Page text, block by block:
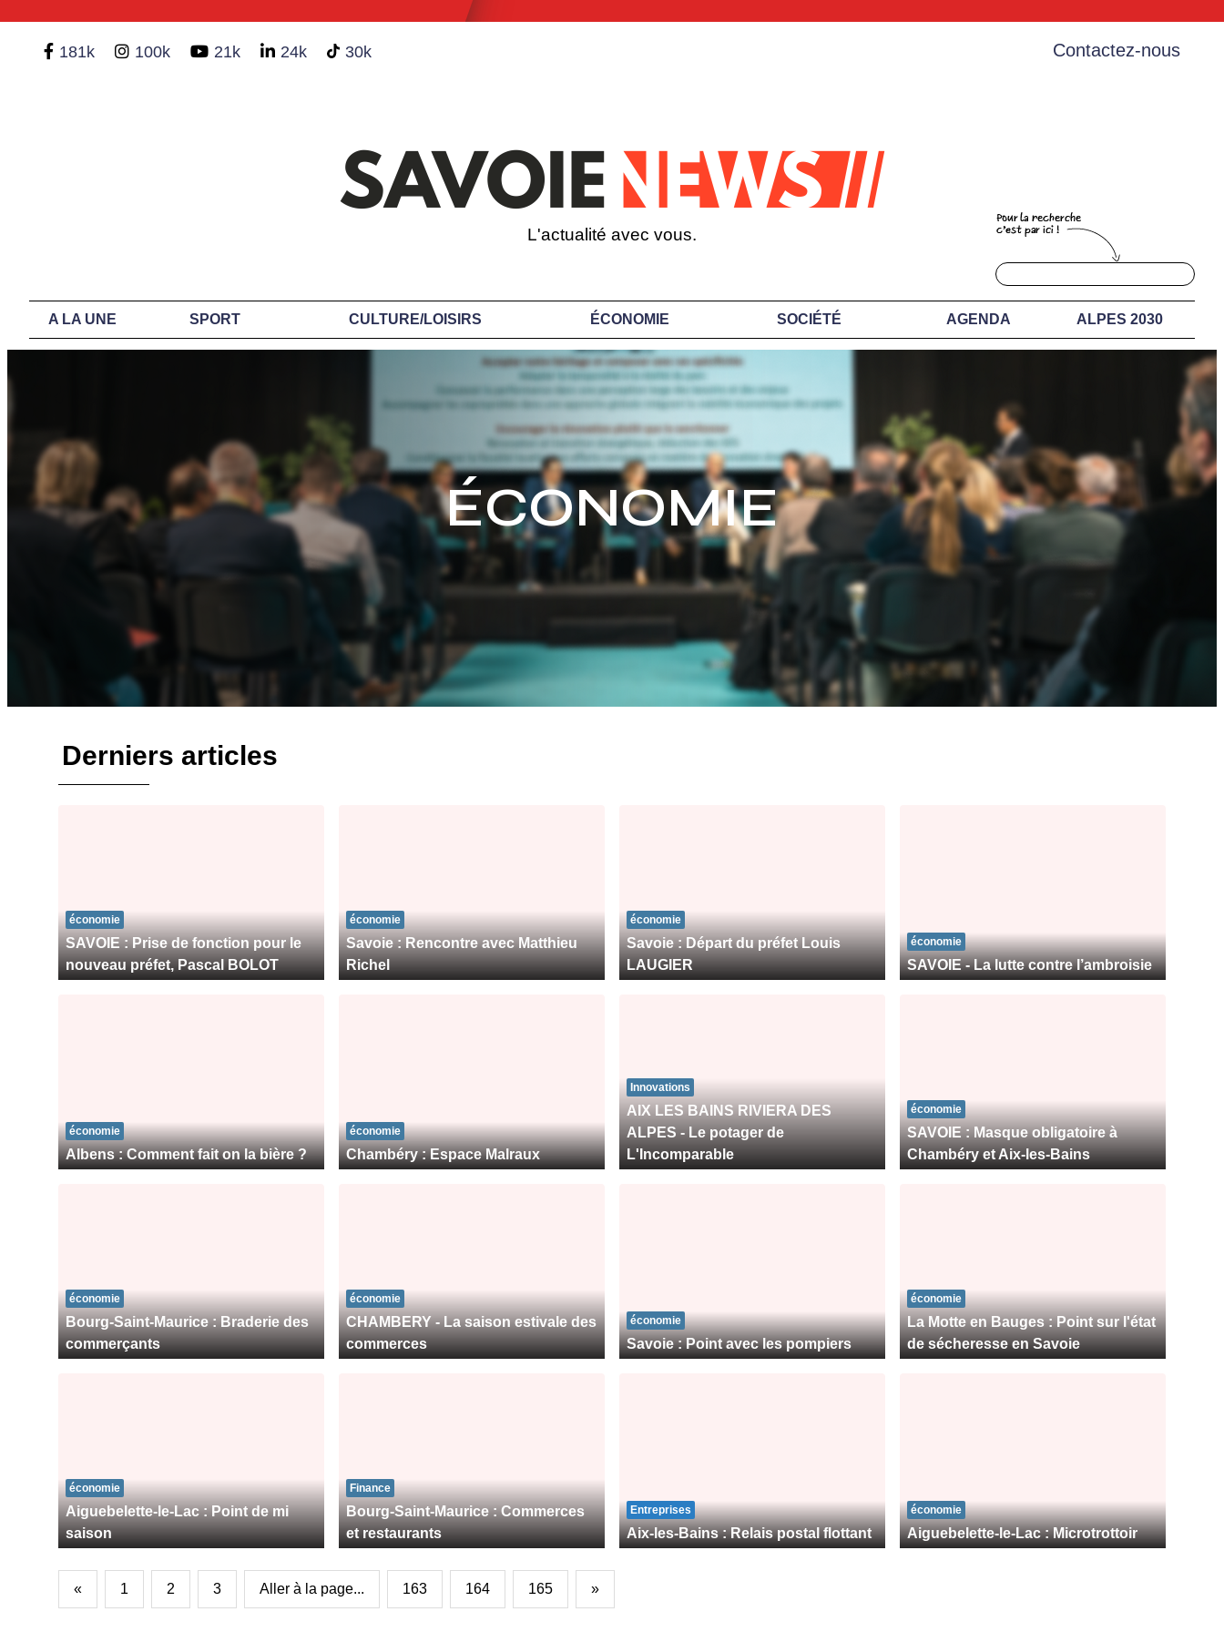
181k 100k 21k 24k 30k Contactez-nous
L'actualité avec vous.
A LA UNE SPORT CULTURE/LOISIRS ÉCONOMIE SOCIÉTÉ AGENDA ALPES 2030
ÉCONOMIE
Derniers articles
économie
SAVOIE : Prise de fonction pour le
nouveau préfet, Pascal BOLOT
économie
Savoie : Rencontre avec Matthieu
Richel
économie
Savoie : Départ du préfet Louis
LAUGIER
économie
SAVOIE - La lutte contre l’ambroisie
économie
Albens : Comment fait on la bière ?
économie
Chambéry : Espace Malraux
Innovations
AIX LES BAINS RIVIERA DES
ALPES - Le potager de
L'Incomparable
économie
SAVOIE : Masque obligatoire à
Chambéry et Aix-les-Bains
économie
Bourg-Saint-Maurice : Braderie des
commerçants
économie
CHAMBERY - La saison estivale des
commerces
économie
Savoie : Point avec les pompiers
économie
La Motte en Bauges : Point sur l'état
de sécheresse en Savoie
économie
Aiguebelette-le-Lac : Point de mi
saison
Finance
Bourg-Saint-Maurice : Commerces
et restaurants
Entreprises
Aix-les-Bains : Relais postal flottant
économie
Aiguebelette-le-Lac : Microtrottoir
« 1 2 3 Aller à la page... 163 164 165 »